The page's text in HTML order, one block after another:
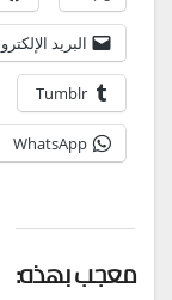
البريد
Tumblr
WhatsApp
معجب بهذه: